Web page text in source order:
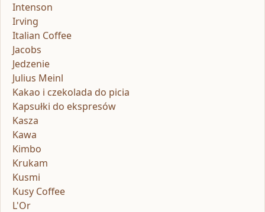
Intenson
Irving
Italian Coffee
Jacobs
Jedzenie
Julius Meinl
Kakao i czekolada do picia
Kapsułki do ekspresów
Kasza
Kawa
Kimbo
Krukam
Kusmi
Kusy Coffee
L'Or